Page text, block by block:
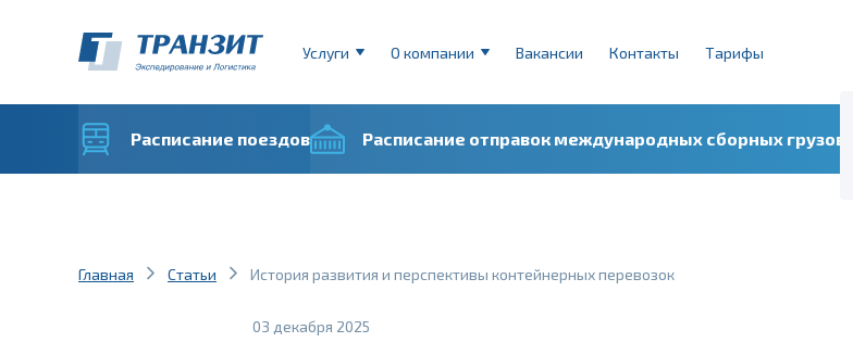
Услуги О компании Вакансии Контакты Тарифы
Расписание поездов Расписание отправок международных сборных грузов
Главная Статьи История развития и перспективы контейнерных перевозок
03 декабря 2025